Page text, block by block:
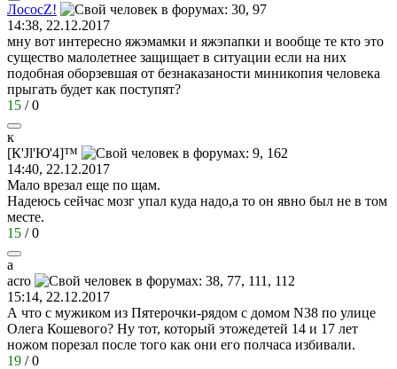
ЛососZ!
14:38, 22.12.2017
мну вот интересно яжэмамки и яжэпапки и вообще те кто это
существо малолетнее защищает в ситуации если на них
подобная оборзевшая от безнаказаности миникопия человека
прыгать будет как поступят?
15 /0
к
[К'Jl'Ю'4]™
14:40, 22.12.2017
Мало врезал еще по щам.
Надеюсь сейчас мозг упал куда надо,а то он явно был не в том
месте.
15 /0
a
acro
15:14, 22.12.2017
А что с мужиком из Пятерочки-рядом с домом N38 по улице
Олега Кошевого? Ну тот, который этожедетей 14 и 17 лет
ножом порезал после того как они его полчаса избивали.
19 /0